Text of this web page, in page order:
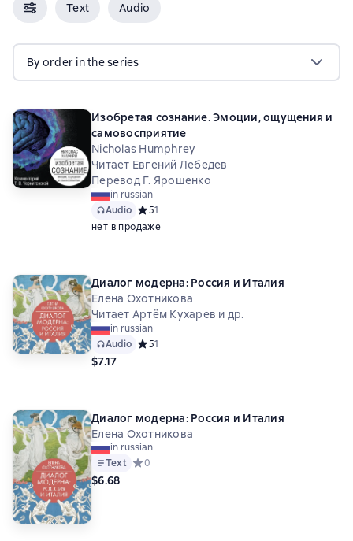
Text Audio
By order in the series
Изобретая сознание. Эмоции, ощущения и
самовосприятие
Nicholas Humphrey
Читает Евгений Лебедев
Перевод Г. Ярошенко
in russian
Audio Средний рейтинг 5 на основе 1 оценок
51
нет в продаже
Диалог модерна: Россия и Италия
Елена Охотникова
Читает Артём Кухарев и др.
in russian
Audio Средний рейтинг 5 на основе 1 оценок
51
$7.17
Диалог модерна: Россия и Италия
Елена Охотникова
in russian
Text Средний рейтинг 0 на основе 0 оценок
0
$6.68